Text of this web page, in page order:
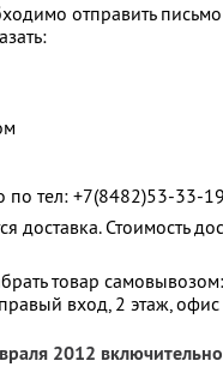
отправить
по тел: +7(8482)53-33-
доставка. Стоимость
товар самовывозом:
вход, 2 этаж,
2012 включительно